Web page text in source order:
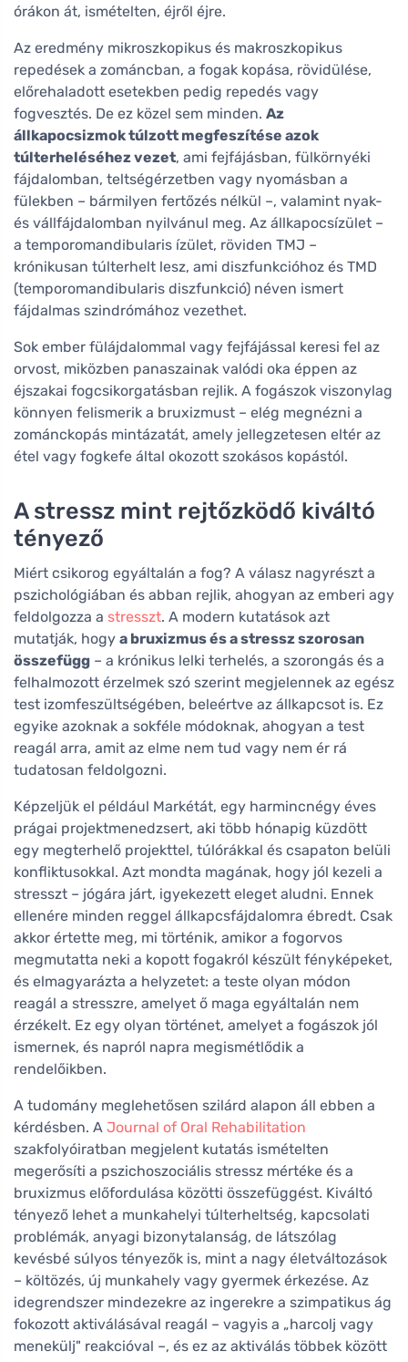
órákon át, ismételten, éjről éjre.
Az eredmény mikroszkopikus és makroszkopikus
repedések a zománcban, a fogak kopása, rövidülése,
előrehaladott esetekben pedig repedés vagy
fogvesztés. De ez közel sem minden. Az
állkapocsizmok túlzott megfeszítése azok
túlterheléséhez vezet, ami fejfájásban, fülkörnyéki
fájdalomban, teltségérzetben vagy nyomásban a
fülekben – bármilyen fertőzés nélkül –, valamint nyak-
és vállfájdalomban nyilvánul meg. Az állkapocsízület –
a temporomandibularis ízület, röviden TMJ –
krónikusan túlterhelt lesz, ami diszfunkcióhoz és TMD
(temporomandibularis diszfunkció) néven ismert
fájdalmas szindrómához vezethet.
Sok ember fülájdalommal vagy fejfájással keresi fel az
orvost, miközben panaszainak valódi oka éppen az
éjszakai fogcsikorgatásban rejlik. A fogászok viszonylag
könnyen felismerik a bruxizmust – elég megnézni a
zománckopás mintázatát, amely jellegzetesen eltér az
étel vagy fogkefe által okozott szokásos kopástól.
A stressz mint rejtőzködő kiváltó
tényező
Miért csikorog egyáltalán a fog? A válasz nagyrészt a
pszichológiában és abban rejlik, ahogyan az emberi agy
feldolgozza a stresszt. A modern kutatások azt
mutatják, hogy a bruxizmus és a stressz szorosan
összefügg – a krónikus lelki terhelés, a szorongás és a
felhalmozott érzelmek szó szerint megjelennek az egész
test izomfeszültségében, beleértve az állkapcsot is. Ez
egyike azoknak a sokféle módoknak, ahogyan a test
reagál arra, amit az elme nem tud vagy nem ér rá
tudatosan feldolgozni.
Képzeljük el például Markétát, egy harmincnégy éves
prágai projektmenedzsert, aki több hónapig küzdött
egy megterhelő projekttel, túlórákkal és csapaton belüli
konfliktusokkal. Azt mondta magának, hogy jól kezeli a
stresszt – jógára járt, igyekezett eleget aludni. Ennek
ellenére minden reggel állkapcsfájdalomra ébredt. Csak
akkor értette meg, mi történik, amikor a fogorvos
megmutatta neki a kopott fogakról készült fényképeket,
és elmagyarázta a helyzetet: a teste olyan módon
reagál a stresszre, amelyet ő maga egyáltalán nem
érzékelt. Ez egy olyan történet, amelyet a fogászok jól
ismernek, és napról napra megismétlődik a
rendelőikben.
A tudomány meglehetősen szilárd alapon áll ebben a
kérdésben. A Journal of Oral Rehabilitation
szakfolyóiratban megjelent kutatás ismételten
megerősíti a pszichoszociális stressz mértéke és a
bruxizmus előfordulása közötti összefüggést. Kiváltó
tényező lehet a munkahelyi túlterheltség, kapcsolati
problémák, anyagi bizonytalanság, de látszólag
kevésbé súlyos tényezők is, mint a nagy életváltozások
– költözés, új munkahely vagy gyermek érkezése. Az
idegrendszer mindezekre az ingerekre a szimpatikus ág
fokozott aktiválásával reagál – vagyis a „harcolj vagy
menekülj" reakcióval –, és ez az aktiválás többek között